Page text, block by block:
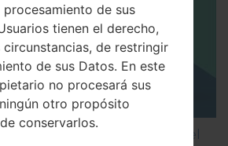
datos de fábrica a través del
procesamiento de sus
tienen el derecho,
de restringir
de sus Datos. En este
no procesará sus
otro propósito
conservarlos.